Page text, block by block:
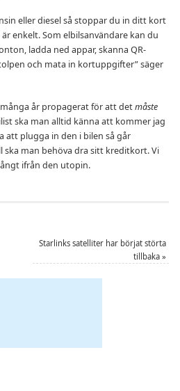
eller diesel så stoppar du in ditt kort
enkelt. Som elbilsanvändare kan du
ladda ned appar, skanna QR-
och mata in kortuppgifter” säger
många år propagerat för att detmåste
ska man alltid känna att kommer jag
att plugga in den i bilen så går
ska man behöva dra sitt kreditkort. Vi
ifrån den utopin.
Starlinks satelliter har börjat störta
tillbaka »